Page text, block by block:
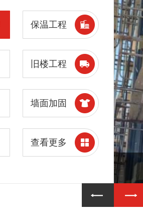
保温工程
旧楼工程
墙面加固
查看更多